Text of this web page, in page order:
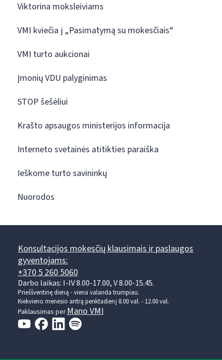
Viktorina moksleiviams
VMI kviečia į „Pasimatymą su mokesčiais“
VMI turto aukcionai
Įmonių VDU palyginimas
STOP šešėliui
Krašto apsaugos ministerijos informacija
Interneto svetainės atitikties paraiška
Ieškome turto savininkų
Nuorodos
Konsultacijos mokesčių klausimais ir paslaugos
gyventojams:
+370 5 260 5060
Darbo laikas: I-IV 8.00-17.00, V 8.00-15.45.
Prieššventinę dieną - viena valanda trumpiau.
Kiekvieno mėnesio antrą penktadienį 8.00 val. - 12.00 val.
Paklausimas perMano VMI